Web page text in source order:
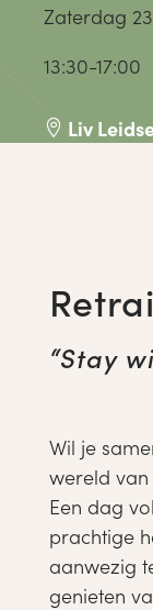
Zaterdag
13:30-17:00
 Liv
“Stay
Wil je
wereld van
Een dag
prachtige
aanwezig
genieten